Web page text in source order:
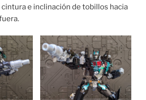
cintura e inclinación de tobillos hacia